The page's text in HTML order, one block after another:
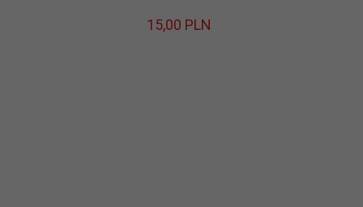
15,00 PLN